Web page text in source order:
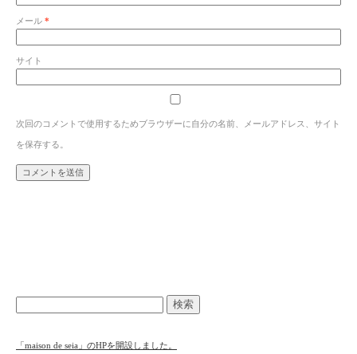
メール *
サイト
次回のコメントで使用するためブラウザーに自分の名前、メールアドレス、サイト
を保存する。
「maison de seia」のHPを開設しました。